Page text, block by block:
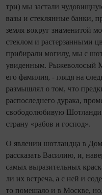
три) мы застали
вазы и стеклянные банки,
земля вокруг знаменитой
стеклом и растерзанными
прибирали могилу, мы с
увиденным. Рыжеволосый
его фамилия, - глядя на
размышлял о том, что
распоследнего дурака,
свободолюбивую
страну «рабов и господ».
О явлении шотландца в
рассказать Василию, и,
самых выразительных
ли их встреча, а с ней и
то помешало и в Москве,